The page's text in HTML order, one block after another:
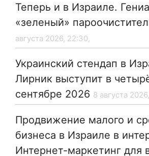
Теперь и в Израиле.
«зеленый»
августа 2026, 22:30,
Украинский стендап в
Лирник выступит в
сентябре 2026 8 августа
Продвижение малого и
бизнеса в Израиле в
Интернет-маркетинг для